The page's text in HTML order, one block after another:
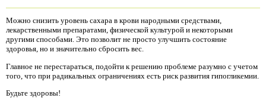
Можно снизить уровень сахара в крови народными средствами,
лекарственными препаратами, физической культурой и некоторыми
другими способами. Это позволит не просто улучшить состояние
здоровья, но и значительно сбросить вес.
Главное не перестараться, подойти к решению проблеме разумно с учетом
того, что при радикальных ограничениях есть риск развития гипогликемии.
Будьте здоровы!